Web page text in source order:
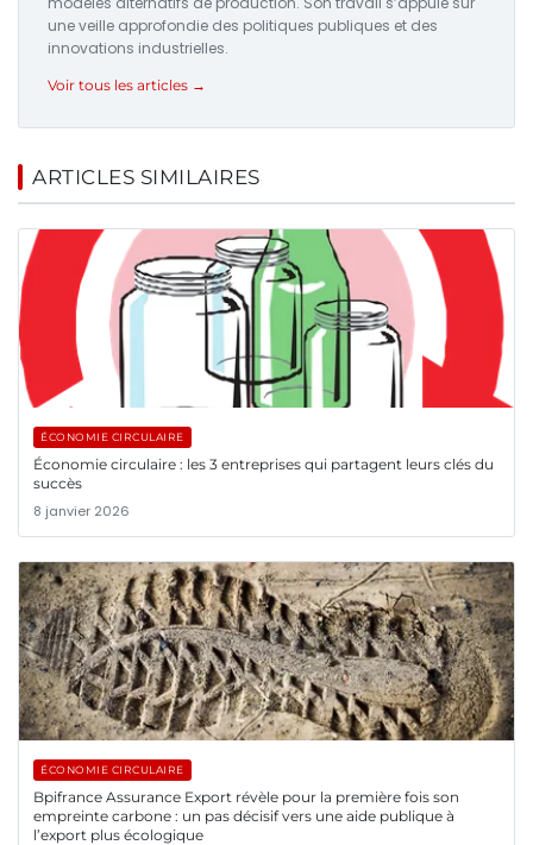
une veille approfondie des politiques publiques et des
innovations industrielles.
Voir tous les articles →
ARTICLES SIMILAIRES
ÉCONOMIE CIRCULAIRE
Économie circulaire : les 3 entreprises qui partagent leurs clés du
succès
8 janvier 2026
ÉCONOMIE CIRCULAIRE
Bpifrance Assurance Export révèle pour la première fois son
empreinte carbone : un pas décisif vers une aide publique à
l’export plus écologique